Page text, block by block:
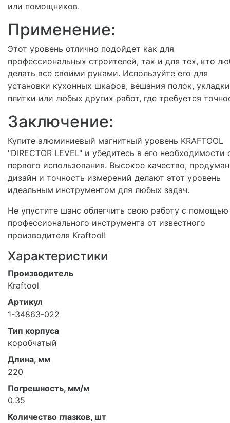
или помощников.
Применение:
Этот уровень отлично подойдет как для
профессиональных строителей, так и для тех, кто
делать все своими руками. Используйте его для
установки кухонных шкафов, вешания полок, укладки
плитки или любых других работ, где требуется
Заключение:
Купите алюминиевый магнитный уровень KRAFTOOL
"DIRECTOR LEVEL" и убедитесь в его необходимости
первого использования. Высокое качество,
дизайн и точность измерений делают этот уровень
идеальным инструментом для любых задач.
Не упустите шанс облегчить свою работу с помощью
профессионального инструмента от известного
производителя Kraftool!
Характеристики
Производитель
Kraftool
Артикул
1-34863-022
Тип корпуса
коробчатый
Длина, мм
220
Погрешность, мм/м
0.35
Количество глазков, шт